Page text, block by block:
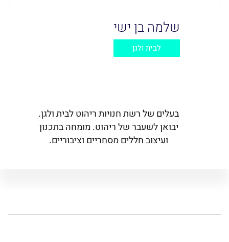
שלמה בן ישי
לבית ולגן
בעלים של רשת חנויות ריהוט לבית ולגן.
יבואן לשעבר של ריהוט. מומחה בתכנון
ועיצוב חללים מסחריים וציבוריים.